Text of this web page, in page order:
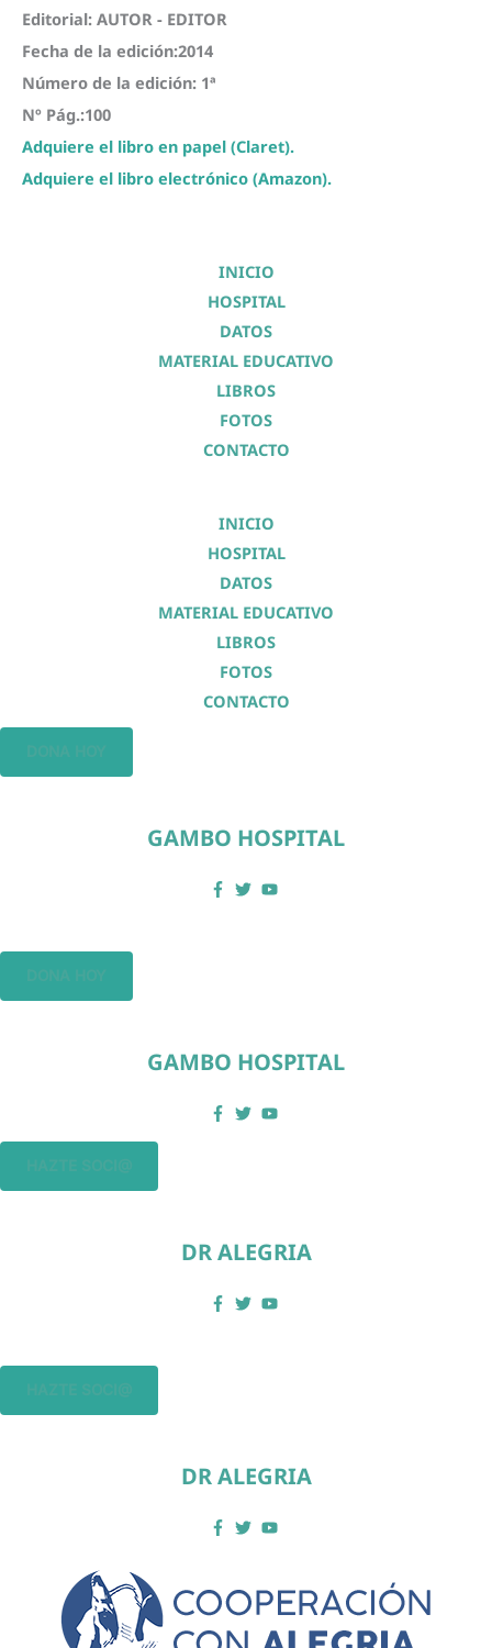
Editorial: AUTOR - EDITOR
Fecha de la edición:2014
Número de la edición: 1ª
Nº Pág.:100
Adquiere el libro en papel (Claret).
Adquiere el libro electrónico (Amazon).
INICIO
HOSPITAL
DATOS
MATERIAL EDUCATIVO
LIBROS
FOTOS
CONTACTO
INICIO
HOSPITAL
DATOS
MATERIAL EDUCATIVO
LIBROS
FOTOS
CONTACTO
GAMBO HOSPITAL
GAMBO HOSPITAL
DR ALEGRIA
DR ALEGRIA